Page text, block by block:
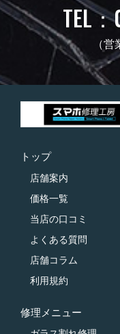
TEL
（
トップ
店舗案内
価格一覧
当店の口コミ
よくある質問
店舗コラム
利用規約
修理メニュー